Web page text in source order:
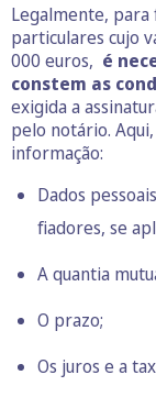
Legalmente,
particulares cujo
000 euros, é
constem as
exigida a
pelo notário.
informação:
Dados
fiadores, se
A quantia
O prazo;
Os juros e a